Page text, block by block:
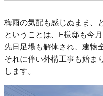
梅雨の気配も感じぬまま、
ということは、F様邸も今
先日足場も解体され、建物
それに伴い外構工事も始ま
します。